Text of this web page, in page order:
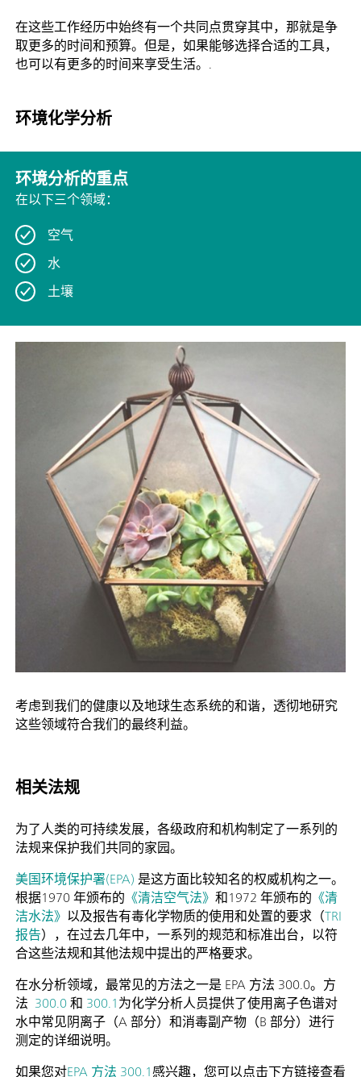
在这些工作经历中始终有一个共同点贯穿其中，那就是争
取更多的时间和预算。但是，如果能够选择合适的工具，
也可以有更多的时间来享受生活。.
环境化学分析
环境分析的重点
在以下三个领域：
空气
水
土壤
考虑到我们的健康以及地球生态系统的和谐，透彻地研究
这些领域符合我们的最终利益。
相关法规
为了人类的可持续发展，各级政府和机构制定了一系列的
法规来保护我们共同的家园。
美国环境保护署(EPA)是这方面比较知名的权威机构之一。
根据1970 年颁布的 《清洁空气法》 和1972 年颁布的 《清
洁水法》 以及报告有毒化学物质的使用和处置的要求（TRI
报告），在过去几年中，一系列的规范和标准出台，以符
合这些法规和其他法规中提出的严格要求。
在水分析领域，最常见的方法之一是 EPA 方法 300.0。方
法 300.0和 300.1为化学分析人员提供了使用离子色谱对
水中常见阴离子（A 部分）和消毒副产物（B 部分）进行
测定的详细说明。
如果您对EPA 方法 300.1感兴趣，您可以点击下方链接查看